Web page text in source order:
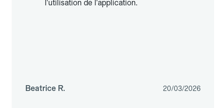
l'utilisation de l'application.
Beatrice R. 20/03/2026